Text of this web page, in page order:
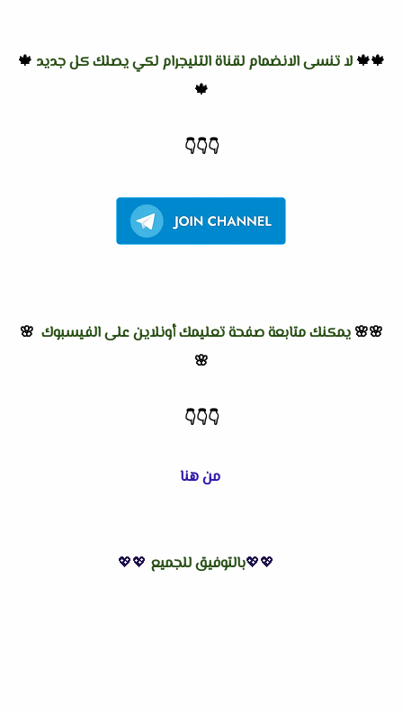
🍁🍁 لا تنسى الانضمام لقناة التليجرام لكي يصلك كل جديد 🍁
🍁
👇
👇
👇
🌸🌸 يمكنك متابعة صفحة تعليمك أونلاين على الفيسبوك 🌸
🌸
👇
👇
👇
من هنا
💖💖بالتوفيق للجميع 💖💖